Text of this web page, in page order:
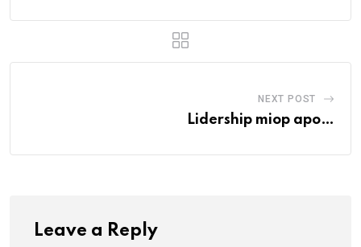
NEXT POST
Lidership miop apo…
Leave a Reply